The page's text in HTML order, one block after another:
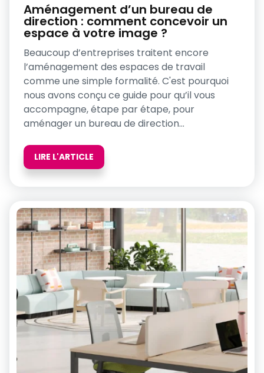
Aménagement d’un bureau de
direction : comment concevoir un
espace à votre image ?
Beaucoup d’entreprises traitent encore
l’aménagement des espaces de travail
comme une simple formalité. C'est pourquoi
nous avons conçu ce guide pour qu’il vous
accompagne, étape par étape, pour
aménager un bureau de direction...
LIRE L'ARTICLE